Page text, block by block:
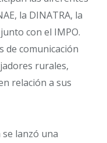
la DINATRA, la
con el IMPO.
de comunicación
rurales,
relación a sus
lanzó una